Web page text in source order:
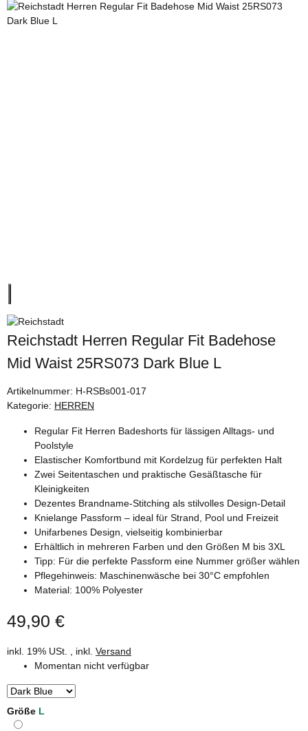
Reichstadt Herren Regular Fit Badehose
Mid Waist 25RS073 Dark Blue L
Artikelnummer: H-RSBs001-017
Kategorie: HERREN
Regular Fit Herren Badeshorts für lässigen Alltags- und
Poolstyle
Elastischer Komfortbund mit Kordelzug für perfekten Halt
Zwei Seitentaschen und praktische Gesäßtasche für
Kleinigkeiten
Dezentes Brandname-Stitching als stilvolles Design-Detail
Knielange Passform – ideal für Strand, Pool und Freizeit
Unifarbenes Design, vielseitig kombinierbar
Erhältlich in mehreren Farben und den Größen M bis 3XL
Tipp: Für die perfekte Passform eine Nummer größer wählen
Pflegehinweis: Maschinenwäsche bei 30°C empfohlen
Material: 100% Polyester
49,90 €
inkl. 19% USt. , inkl. Versand
Momentan nicht verfügbar
Größe L